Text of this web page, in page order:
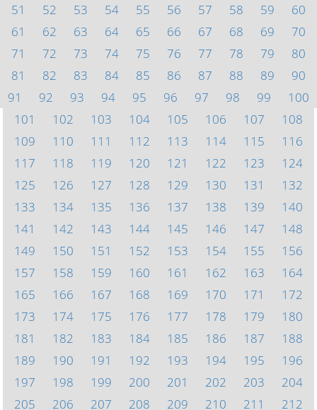
51
52 53 54 55 56 57 58 59
60
61
62 63 64 65 66 67 68 69
70
71
72 73 74 75 76 77 78 79
80
81
82 83 84 85 86 87 88 89
90
91
92 93 94 95 96 97 98 99
100
101
102 103 104 105 106 107
108
109
110 111 112 113 114 115
116
117
118 119 120 121 122 123
124
125
126 127 128 129 130 131
132
133
134 135 136 137 138 139
140
141
142 143 144 145 146 147
148
149
150 151 152 153 154 155
156
157
158 159 160 161 162 163
164
165
166 167 168 169 170 171
172
173
174 175 176 177 178 179
180
181
182 183 184 185 186 187
188
189
190 191 192 193 194 195
196
197
198 199 200 201 202 203
204
205
206 207 208 209 210 211
212